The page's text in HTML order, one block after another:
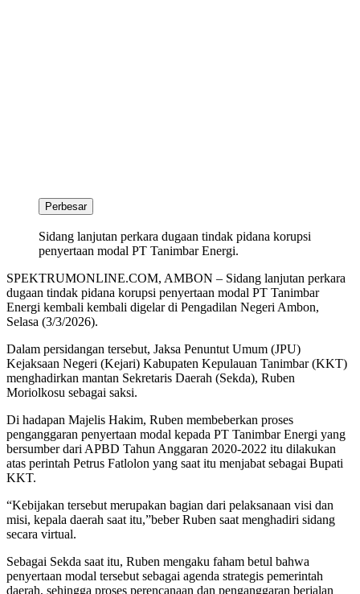
Perbesar
Sidang lanjutan perkara dugaan tindak pidana korupsi
penyertaan modal PT Tanimbar Energi.
SPEKTRUMONLINE.COM, AMBON – Sidang lanjutan perkara
dugaan tindak pidana korupsi penyertaan modal PT Tanimbar
Energi kembali kembali digelar di Pengadilan Negeri Ambon,
Selasa (3/3/2026).
Dalam persidangan tersebut, Jaksa Penuntut Umum (JPU)
Kejaksaan Negeri (Kejari) Kabupaten Kepulauan Tanimbar (KKT)
menghadirkan mantan Sekretaris Daerah (Sekda), Ruben
Moriolkosu sebagai saksi.
Di hadapan Majelis Hakim, Ruben membeberkan proses
penganggaran penyertaan modal kepada PT Tanimbar Energi yang
bersumber dari APBD Tahun Anggaran 2020-2022 itu dilakukan
atas perintah Petrus Fatlolon yang saat itu menjabat sebagai Bupati
KKT.
“Kebijakan tersebut merupakan bagian dari pelaksanaan visi dan
misi, kepala daerah saat itu,”beber Ruben saat menghadiri sidang
secara virtual.
Sebagai Sekda saat itu, Ruben mengaku faham betul bahwa
penyertaan modal tersebut sebagai agenda strategis pemerintah
daerah, sehingga proses perencanaan dan penganggaran berjalan